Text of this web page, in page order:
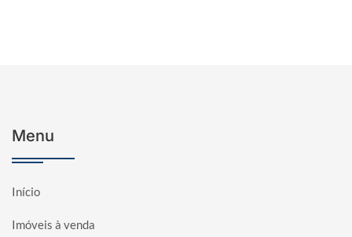
Menu
Início
Imóveis à venda